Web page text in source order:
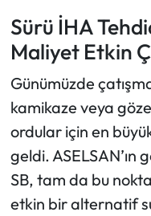
Sürü İHA
Maliyet Etkin
Günümüzde
kamikaze veya
ordular için en
geldi.
SB, tam da bu
etkin bir alternatif